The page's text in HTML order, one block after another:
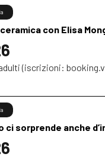
con Elisa
(iscrizioni:
ci sorprende anche